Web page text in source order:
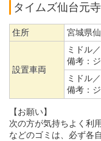
タイムズ仙台元
住所 宮城県
設置車両
ミドル
備考：
ミドル
備考：
【お願い】
次の方が気持ちよく利
などのゴミは、必ず各